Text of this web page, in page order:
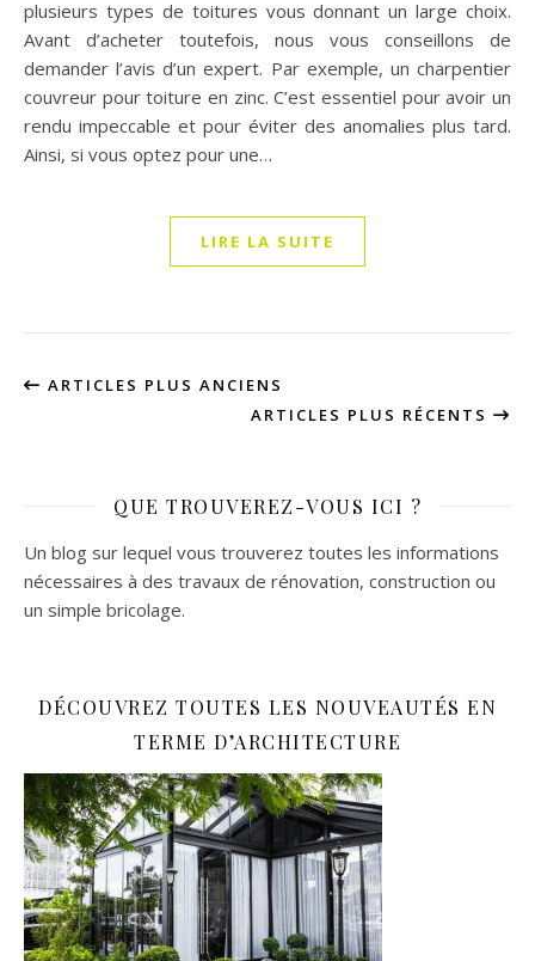
plusieurs types de toitures vous donnant un large choix.
Avant d’acheter toutefois, nous vous conseillons de
demander l’avis d’un expert. Par exemple, un charpentier
couvreur pour toiture en zinc. C’est essentiel pour avoir un
rendu impeccable et pour éviter des anomalies plus tard.
Ainsi, si vous optez pour une…
LIRE LA SUITE
ARTICLES PLUS ANCIENS
ARTICLES PLUS RÉCENTS
QUE TROUVEREZ-VOUS ICI ?
Un blog sur lequel vous trouverez toutes les informations
nécessaires à des travaux de rénovation, construction ou
un simple bricolage.
DÉCOUVREZ TOUTES LES NOUVEAUTÉS EN
TERME D’ARCHITECTURE